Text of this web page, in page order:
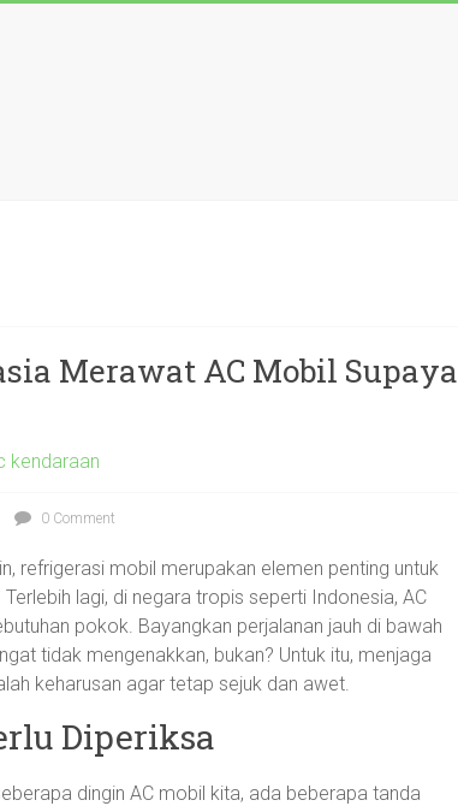
Merawat AC Mobil Supaya
kendaraan
0 Comment
refrigerasi mobil merupakan elemen penting untuk
lagi, di negara tropis seperti Indonesia, AC
pokok. Bayangkan perjalanan jauh di bawah
tidak mengenakkan, bukan? Untuk itu, menjaga
keharusan agar tetap sejuk dan awet.
Diperiksa
dingin AC mobil kita, ada beberapa tanda